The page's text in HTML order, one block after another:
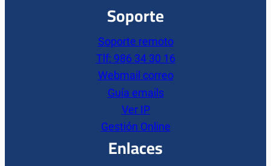
Soporte
Soporte remoto
Tlf: 986 34 30 16
Webmail correo
Guía emails
Ver IP
Gestión Online
Enlaces